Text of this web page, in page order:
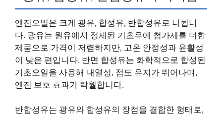
엔진오일은 크게 광유, 합성유, 반합성유로 나뉩니
다. 광유는 원유에서 정제된 기초유에 첨가제를 더한
제품으로 가격이 저렴하지만, 고온 안정성과 윤활성
이 낮은 편입니다. 반면 합성유는 화학적으로 합성된
기초오일을 사용해 내열성, 점도 유지가 뛰어나며,
엔진 보호 효과가 탁월합니다.
반합성유는 광유와 합성유의 장점을 결합한 형태로,